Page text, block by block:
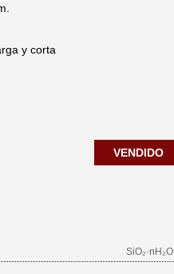
y corta
VENDIDO
SiO₂·nH₂O